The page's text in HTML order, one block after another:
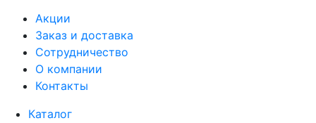
Акции
Заказ и доставка
Сотрудничество
О компании
Контакты
Каталог